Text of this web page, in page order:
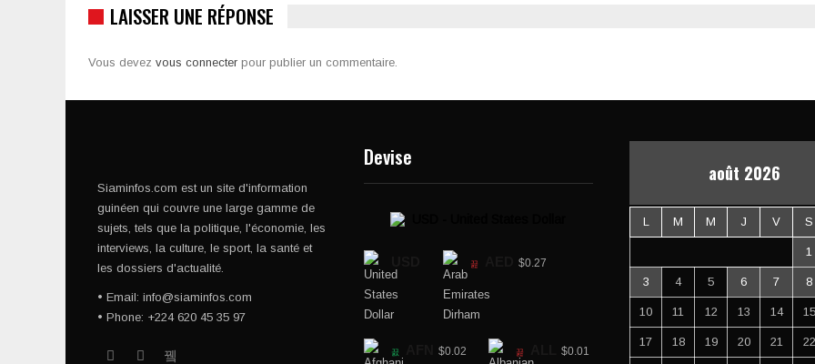
LAISSER UNE RÉPONSE
Vous devez vous connecter pour publier un commentaire.
Siaminfos.com est un site d'information
guinéen qui couvre une large gamme de
sujets, tels que la politique, l'économie, les
interviews, la culture, le sport, la santé et
les dossiers d'actualité.
• Email: info@siaminfos.com
• Phone: +224 620 45 35 97
Devise
$0.27
$0.02 $0.01
août 2026
L M M J V S
1
3 4 5 6 7 8
10 11 12 13 14 15
17 18 19 20 21 22